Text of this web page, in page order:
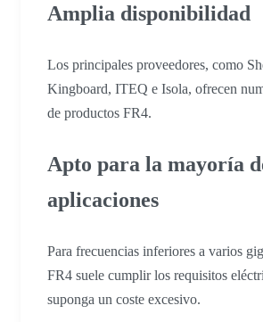
Amplia disponibilidad
Los principales proveedores, como
Kingboard, ITEQ e Isola, ofrecen
de productos FR4.
Apto para la mayoría
aplicaciones
Para frecuencias inferiores a varios
FR4 suele cumplir los requisitos
suponga un coste excesivo.